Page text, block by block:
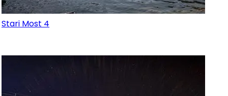
Stari Most 4